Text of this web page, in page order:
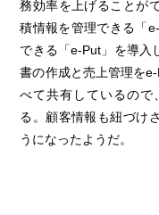
務効率を上げることが
積情報を管理できる「
できる「e-Put」を導入
書の作成と売上管理を
べて共有しているので
る。顧客情報も紐づけ
うになったようだ。